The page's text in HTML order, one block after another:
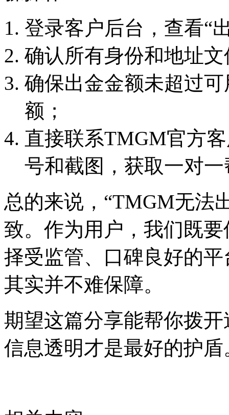
登录客户后台，查看“
确认所有身份和地址
确保出金金额未超过
额；
直接联系TMGM官方
号和截图，获取一对
总的来说，“TMGM无法
致。作为用户，我们既
择受监管、口碑良好的
其实并不难保障。
期望这篇分享能帮你拨
信息透明才是最好的护盾